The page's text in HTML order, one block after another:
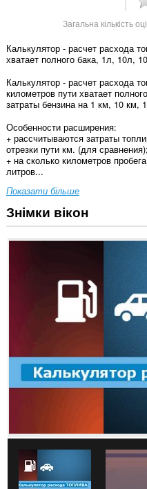
Загальна кількість
Калькулятор - расчет расхода
хватает полного бака, 1л, 10л,
Калькулятор - расчет расхода
километров пути хватает
затраты бензина на 1 км, 10 км,
Особенности расширения:
+ рассчитываются затраты
отрезки пути км. (для сравнения);
+ на сколько километров
литров...
Показати більше
Знімки вікон